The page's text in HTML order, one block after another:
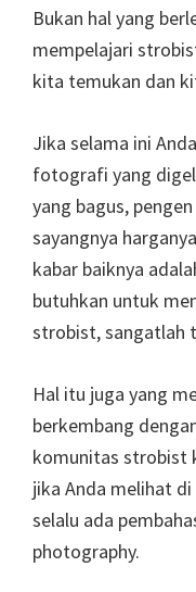
Bukan hal yang
mempelajari
kita temukan dan
Jika selama ini
fotografi yang
yang bagus,
sayangnya
kabar baiknya
butuhkan untuk
strobist, sangatlah
Hal itu juga yang
berkembang
komunitas strobist
jika Anda melihat
selalu ada
photography.